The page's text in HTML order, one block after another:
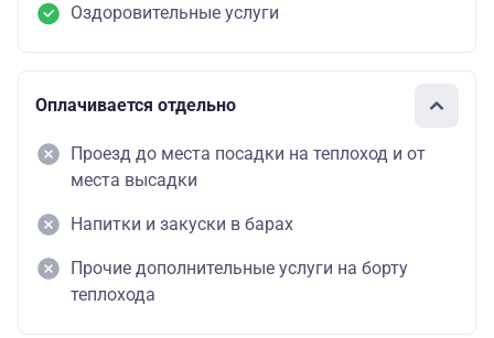
Оздоровительные услуги
Оплачивается отдельно
Проезд до места посадки на теплоход и от
места высадки
Напитки и закуски в барах
Прочие дополнительные услуги на борту
теплохода